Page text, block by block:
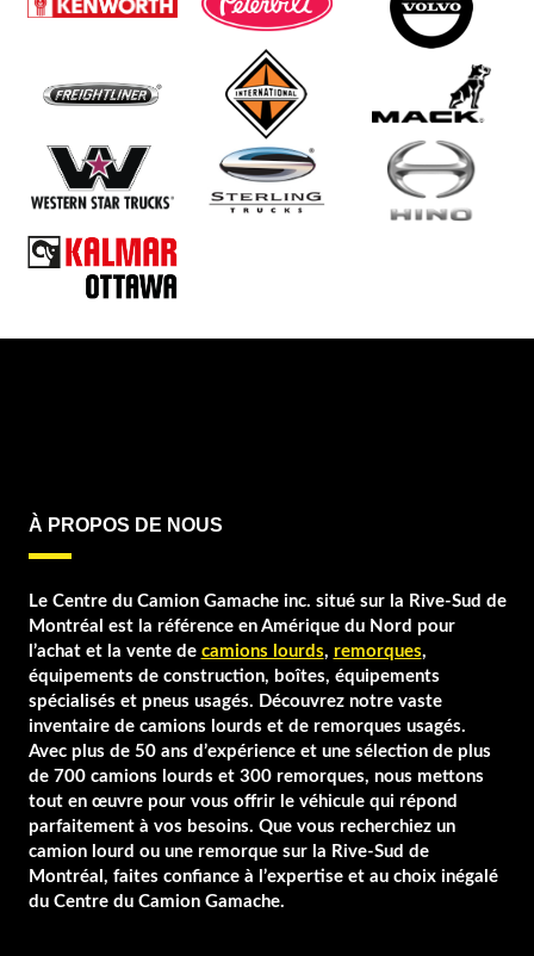
À PROPOS DE NOUS
Le Centre du Camion Gamache inc. situé sur la Rive-Sud de
Montréal est la référence en Amérique du Nord pour
l’achat et la vente de camions lourds, remorques,
équipements de construction, boîtes, équipements
spécialisés et pneus usagés. Découvrez notre vaste
inventaire de camions lourds et de remorques usagés.
Avec plus de 50 ans d’expérience et une sélection de plus
de 700 camions lourds et 300 remorques, nous mettons
tout en œuvre pour vous offrir le véhicule qui répond
parfaitement à vos besoins. Que vous recherchiez un
camion lourd ou une remorque sur la Rive-Sud de
Montréal, faites confiance à l’expertise et au choix inégalé
du Centre du Camion Gamache.